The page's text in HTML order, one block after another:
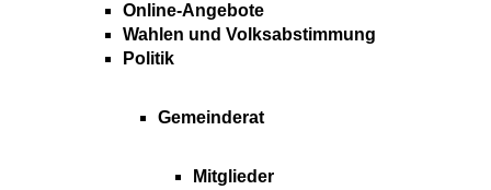
Online-Angebote
Wahlen und Volksabstimmung
Politik
Gemeinderat
Mitglieder